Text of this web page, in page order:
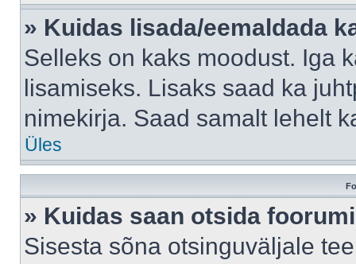
» Kuidas lisada/eemaldada
Selleks on kaks moodust. Iga
lisamiseks. Lisaks saad ka
nimekirja. Saad samalt lehelt
Üles
» Kuidas saan otsida
Sisesta sõna otsinguväljale